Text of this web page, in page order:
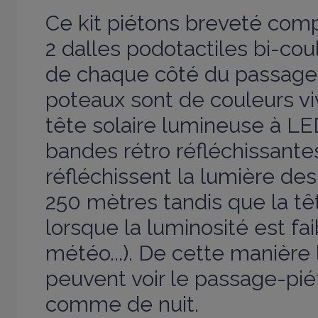
Ce kit piétons breveté
2 dalles podotactiles bi-
de chaque côté du
poteaux sont de couleurs
tête solaire lumineuse à
bandes rétro
réfléchissent la lumière des
250 mètres tandis que la
lorsque la luminosité est
météo...). De cette
peuvent voir le passage-
comme de nuit.